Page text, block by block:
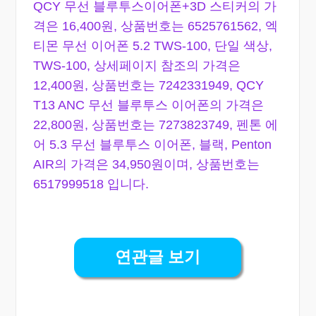
QCY 무선 블루투스이어폰+3D 스티커의 가
격은 16,400원, 상품번호는 6525761562, 엑
티몬 무선 이어폰 5.2 TWS-100, 단일 색상,
TWS-100, 상세페이지 참조의 가격은
12,400원, 상품번호는 7242331949, QCY
T13 ANC 무선 블루투스 이어폰의 가격은
22,800원, 상품번호는 7273823749, 펜톤 에
어 5.3 무선 블루투스 이어폰, 블랙, Penton
AIR의 가격은 34,950원이며, 상품번호는
6517999518 입니다.
연관글 보기